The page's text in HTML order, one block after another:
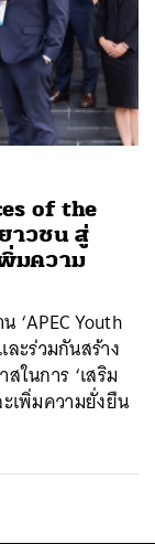
of the
าวชน สู่
พิ่มความ
‘APEC Youth
ละร่วมกันสร้าง
ในการ ‘เสริม
เพิ่มความยั่งยืน